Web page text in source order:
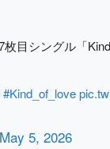
枚目シングル「
#Kind_of_love
May 5, 2026